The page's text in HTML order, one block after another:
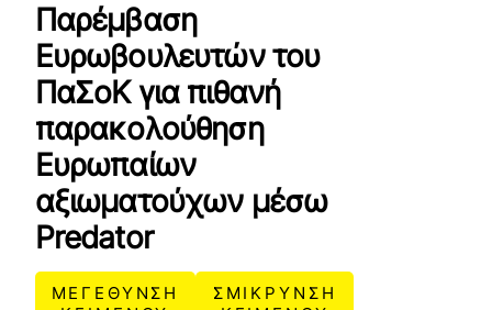
Παρέμβαση
Ευρωβουλευτών του
ΠαΣοΚ για πιθανή
παρακολούθηση
Ευρωπαίων
αξιωματούχων μέσω
Predator
ΜΕΓΕΘΥΝΣΗ
ΣΜΙΚΡΥΝΣΗ